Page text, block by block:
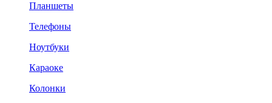
Планшеты
Телефоны
Ноутбуки
Караоке
Колонки